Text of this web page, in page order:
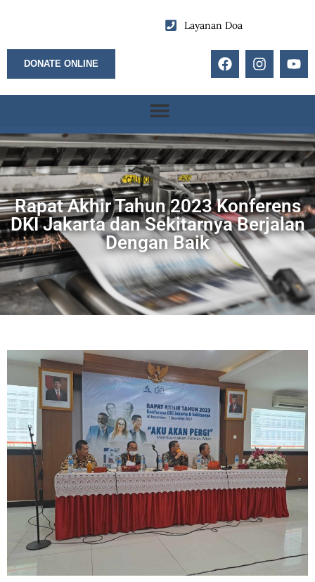
Layanan Doa
DONATE ONLINE
Rapat Akhir Tahun 2023 Konferens
DKI Jakarta dan Sekitarnya Berjalan
Dengan Baik